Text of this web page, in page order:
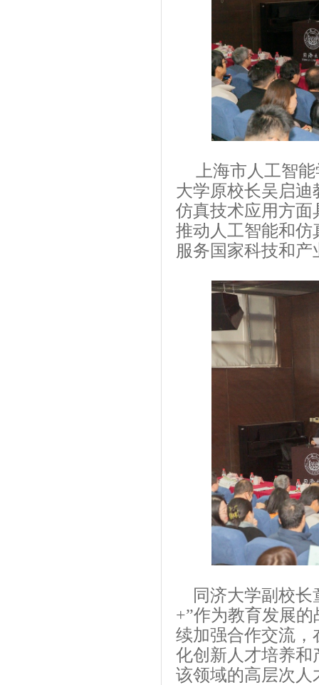
上海市人工智
大学原校长吴启
仿真技术应用方
推动人工智能和
服务国家科技和产
同济大学副校长
+”作为教育发展
续加强合作交流
化创新人才培养
该领域的高层次